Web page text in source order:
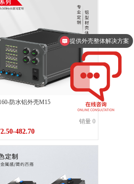
耳
防水铝外壳M15
销量 0
482.70
提供外壳整体解决方案